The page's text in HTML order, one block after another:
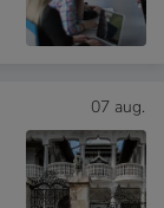
07 aug.